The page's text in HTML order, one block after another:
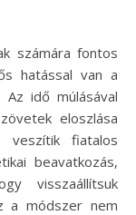
hatással van a
idő múlásával
eloszlása
veszítik fiatalos
beavatkozás,
visszaállítsuk
a módszer nem